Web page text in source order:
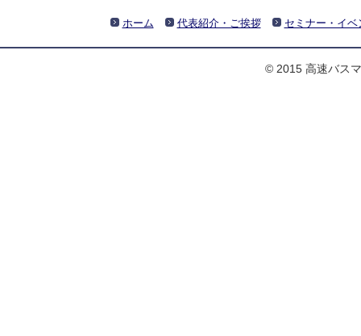
ホーム 代表紹介・ご挨拶 セミナー・イベ
© 2015 高速バス